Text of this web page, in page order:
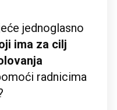
jednoglasno
ima za cilj
radnicima